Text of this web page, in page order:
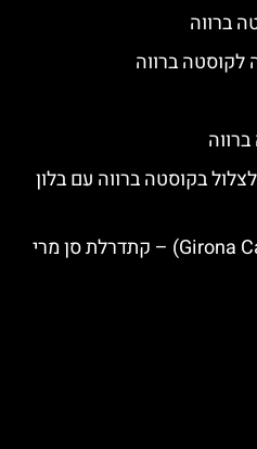
ברווה
לקוסטה ברווה
בקוסטה ברווה עם בלון
קתדרלת גירונה (Girona Cathedral) – קתדרלת סן מרי